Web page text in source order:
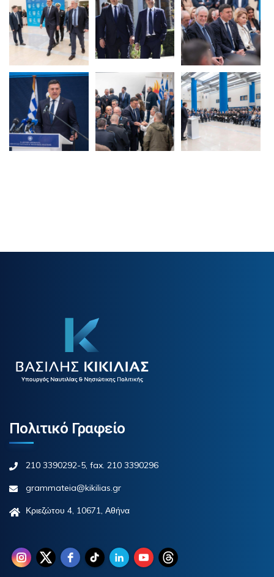
Πολιτικό Γραφείο
210 3390292-5, fax. 210 3390296
grammateia@kikilias.gr
Κριεζώτου 4, 10671, Αθήνα